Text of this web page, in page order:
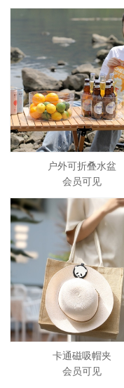
户外可折叠水盆
会员可见
卡通磁吸帽夹
会员可见